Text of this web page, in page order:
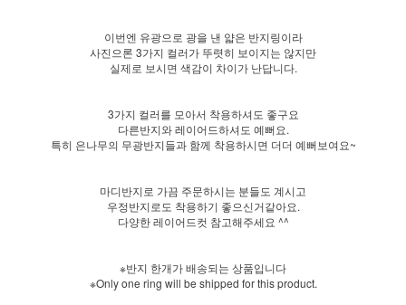
이번엔 유광으로 광을 낸 얇은 반지링이라
사진으론 3가지 컬러가 뚜렷히 보이지는 않지만
실제로 보시면 색감이 차이가 난답니다.
3가지 컬러를 모아서 착용하셔도 좋구요
다른반지와 레이어드하셔도 예뻐요.
특히 은나무의 무광반지들과 함께 착용하시면 더더 예뻐보여요~
마디반지로 가끔 주문하시는 분들도 계시고
우정반지로도 착용하기 좋으신거같아요.
다양한 레이어드컷 참고해주세요 ^^
※반지 한개가 배송되는 상품입니다
※Only one ring will be shipped for this product.